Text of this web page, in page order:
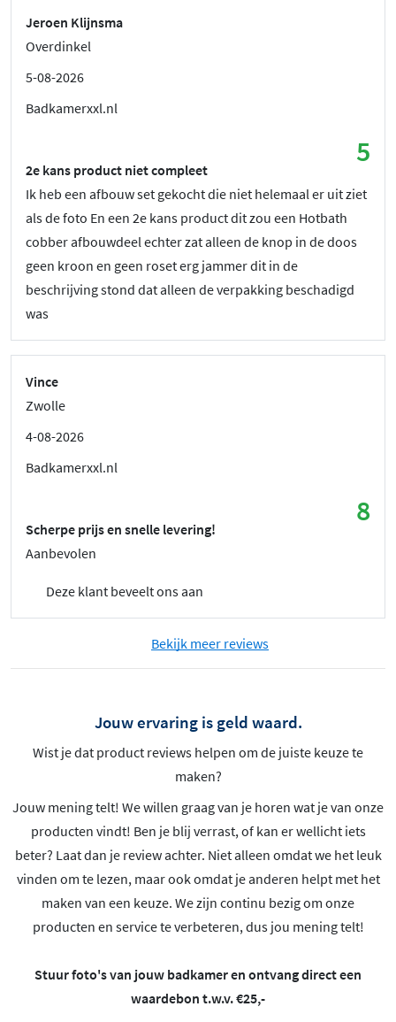
Jeroen Klijnsma
Overdinkel
5-08-2026
Badkamerxxl.nl
5
2e kans product niet compleet
Ik heb een afbouw set gekocht die niet helemaal er uit ziet
als de foto En een 2e kans product dit zou een Hotbath
cobber afbouwdeel echter zat alleen de knop in de doos
geen kroon en geen roset erg jammer dit in de
beschrijving stond dat alleen de verpakking beschadigd
was
Vince
Zwolle
4-08-2026
Badkamerxxl.nl
8
Scherpe prijs en snelle levering!
Aanbevolen
Deze klant beveelt ons aan
Bekijk meer reviews
Jouw ervaring is geld waard.
Wist je dat product reviews helpen om de juiste keuze te
maken?
Jouw mening telt! We willen graag van je horen wat je van onze
producten vindt! Ben je blij verrast, of kan er wellicht iets
beter? Laat dan je review achter. Niet alleen omdat we het leuk
vinden om te lezen, maar ook omdat je anderen helpt met het
maken van een keuze. We zijn continu bezig om onze
producten en service te verbeteren, dus jou mening telt!
Stuur foto's van jouw badkamer en ontvang direct een
waardebon t.w.v. €25,-